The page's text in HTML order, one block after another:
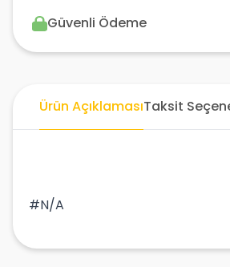
Güvenli Ödeme
Ürün AçıklamasıTaksit
#N/A